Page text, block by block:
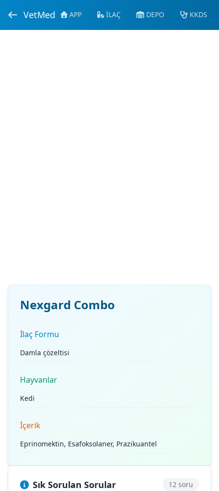
VetMed APP İLAÇ DEPO KKDS
Nexgard Combo
İlaç Formu
Damla çözeltisi
Hayvanlar
Kedi
İçerik
Eprinomektin, Esafoksolaner, Prazikuantel
Sık Sorulan Sorular 12 soru